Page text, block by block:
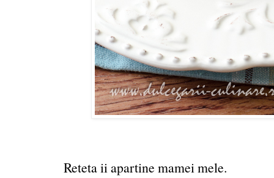
Reteta ii apartine mamei mele.